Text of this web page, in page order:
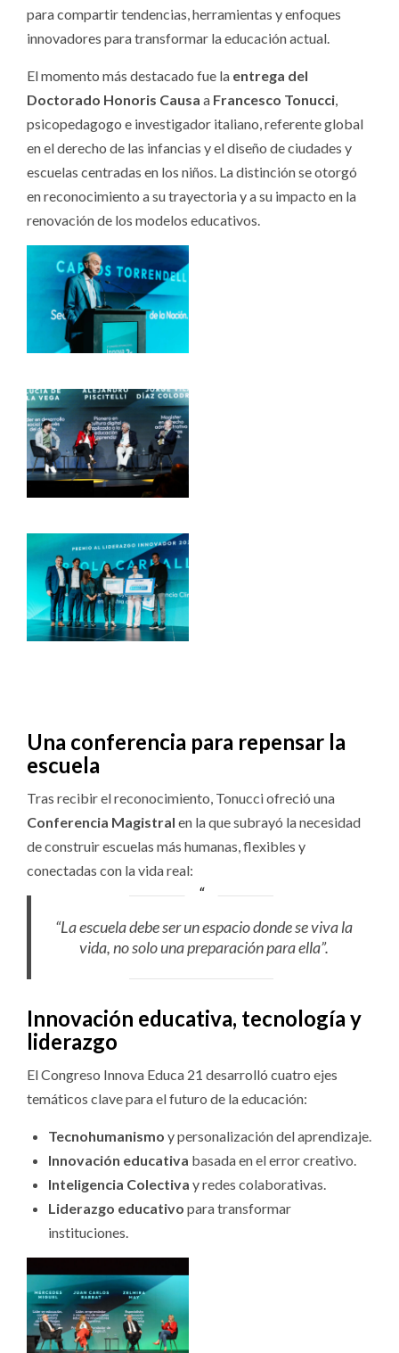
para compartir tendencias, herramientas y enfoques
innovadores para transformar la educación actual.
El momento más destacado fue la entrega del
Doctorado Honoris Causa a Francesco Tonucci,
psicopedagogo e investigador italiano, referente global
en el derecho de las infancias y el diseño de ciudades y
escuelas centradas en los niños. La distinción se otorgó
en reconocimiento a su trayectoria y a su impacto en la
renovación de los modelos educativos.
Una conferencia para repensar la
escuela
Tras recibir el reconocimiento, Tonucci ofreció una
Conferencia Magistral en la que subrayó la necesidad
de construir escuelas más humanas, flexibles y
conectadas con la vida real:
“La escuela debe ser un espacio dondese viva la
vida, no solo una preparación para ella”.
Innovación educativa, tecnología y
liderazgo
El Congreso Innova Educa 21 desarrolló cuatro ejes
temáticos clave para el futuro de la educación:
Tecnohumanismo y personalización del aprendizaje.
Innovación educativa basada en el error creativo.
Inteligencia Colectiva y redes colaborativas.
Liderazgo educativo para transformar
instituciones.